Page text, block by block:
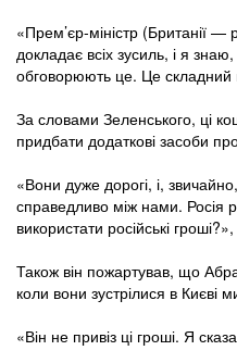
«Прем’єр-міністр (Британії —
докладає всіх зусиль, і я
обговорюють це. Це
За словами Зеленського, ці
придбати додаткові засоби
«Вони дуже дорогі, і,
справедливо між нами. Росія
використати російські
Також він пожартував, що
коли вони зустрілися в Києві
«Він не привіз ці гроші. Я